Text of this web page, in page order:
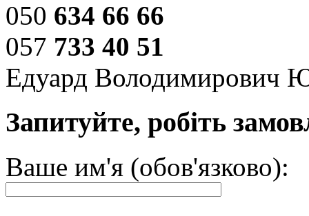
050 634 66 66
057 733 40 51
Едуард Володимирович
Запитуйте, робіть
Ваше им'я (обов'язково):